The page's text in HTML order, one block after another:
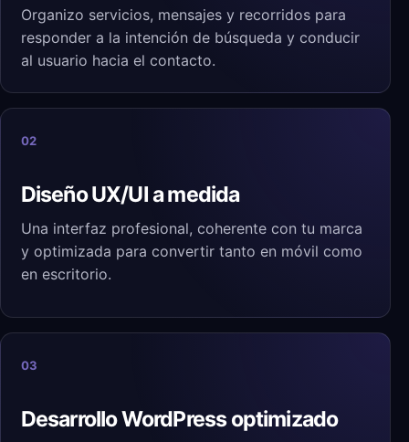
Organizo servicios, mensajes y recorridos para
responder a la intención de búsqueda y conducir
al usuario hacia el contacto.
02
Diseño UX/UI a medida
Una interfaz profesional, coherente con tu marca
y optimizada para convertir tanto en móvil como
en escritorio.
03
Desarrollo WordPress optimizado